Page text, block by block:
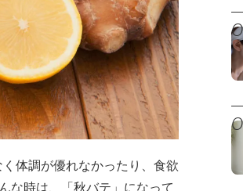
体調が優れなかったり、食欲
な時は、「秋バテ」になって